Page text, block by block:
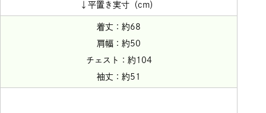
↓平置き実寸（cm）
着丈：約68
肩幅：約50
チェスト：約104
袖丈：約51